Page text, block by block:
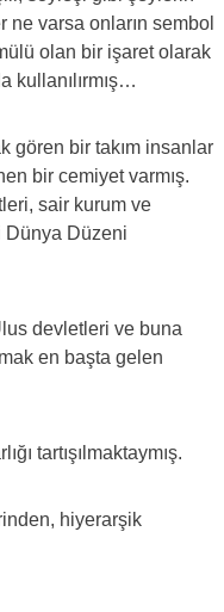
ne varsa onların sembol
olan bir işaret olarak
kullanılırmış…
gören bir takım insanlar
bir cemiyet varmış.
sair kurum ve
Dünya Düzeni
devletleri ve buna
en başta gelen
tartışılmaktaymış.
hiyerarşik